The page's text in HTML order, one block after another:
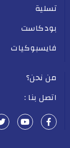
تسلية
بودكاست
فايسبوكيات
من نحن؟
اتصل بنا :